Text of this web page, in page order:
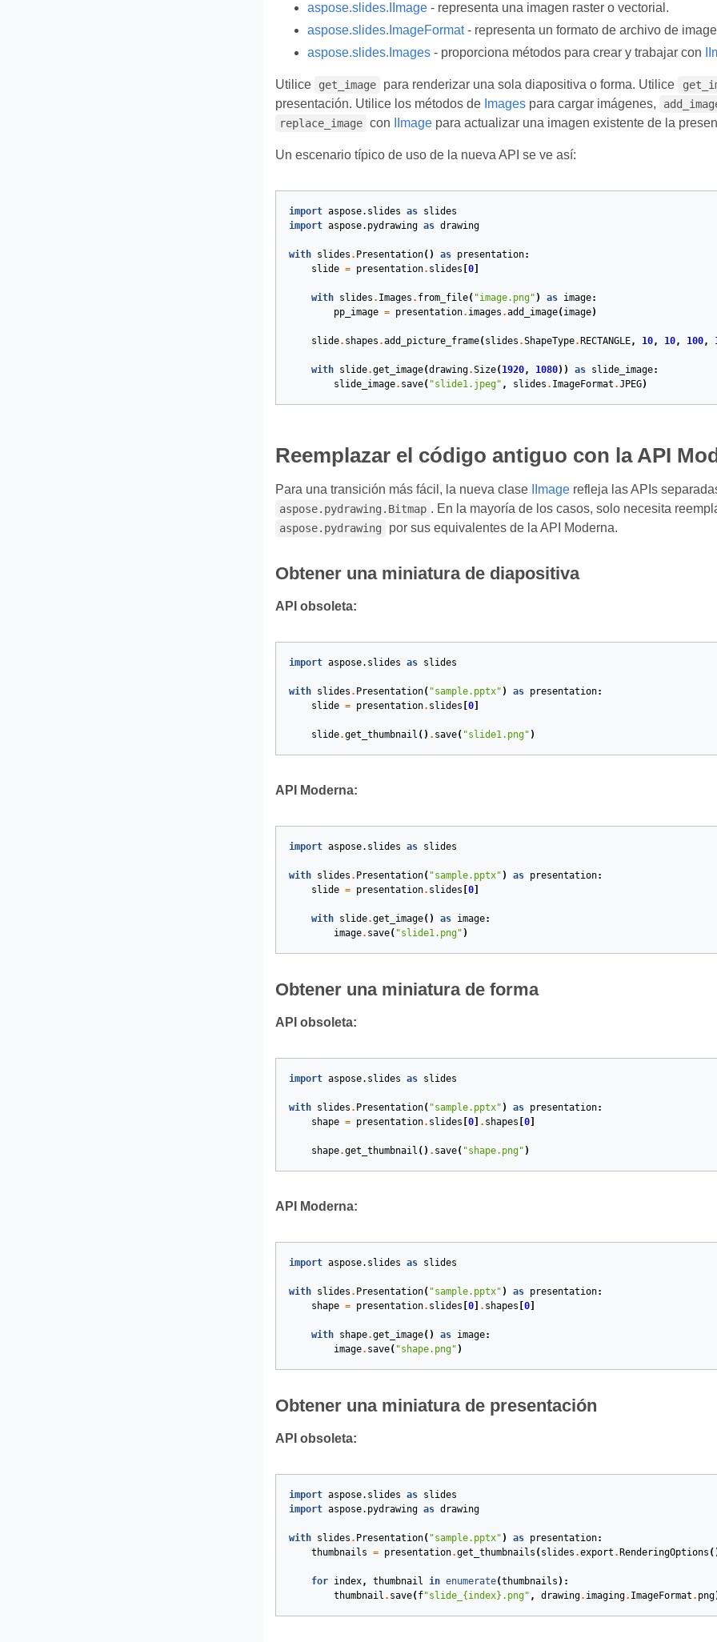
aspose.slides.IImage- representa una imagen raster o vectorial.
aspose.slides.ImageFormat- representa un formato de archivo de
aspose.slides.Images- proporciona métodos para crear y trabajar con
Utilice get_image para renderizar una sola diapositiva o forma. Utilice
presentación. Utilice los métodos de Imagespara cargar imágenes,
replace_image con IImage para actualizar una imagen existente de la
Un escenario típico de uso de la nueva API se ve así:
import aspose.slides as
slides
import aspose.pydrawing as drawing
with slides . Presentation() as presentation:
slide = presentation. slides 0]
with slides . Images . from_file( "image.png" ) as image:
pp_image = presentation. images .add_image( image)
slide. shapes .add_picture_frame( slides .ShapeType. RECTANGLE, 10, 10, 100,
with slide.get_image(drawing.Size( 1920, 1080)) as slide_image:
slide_image. save( "slide1.jpeg" , slides . ImageFormat .JPEG)
Reemplazar el código antiguo con la API
Para una transición más fácil, la nueva clase IImagerefleja las APIs
aspose.pydrawing.Bitmap . En la mayoría de los casos, solo necesita
aspose.pydrawing por sus equivalentes de la API Moderna.
Obtener una miniatura de diapositiva
API obsoleta:
import aspose.slides as slides
with slides . Presentation( "sample.pptx" ) as presentation:
slide = presentation. slides 0]
slide.get_thumbnail () . save( "slide1.png" )
API Moderna:
import aspose.slides as slides
with slides . Presentation( "sample.pptx" ) as presentation:
slide = presentation. slides 0]
with slide.get_image() as image:
image. save( "slide1.png" )
Obtener una miniatura de forma
API obsoleta:
import aspose.slides as slides
with slides . Presentation( "sample.pptx" ) as presentation:
shape = presentation. slides 0] . shapes 0]
shape.get_thumbnail () . save( "shape.png" )
API Moderna:
import aspose.slides as slides
with slides . Presentation( "sample.pptx" ) as presentation:
shape = presentation. slides 0] . shapes 0]
with shape.get_image() as image:
image. save( "shape.png" )
Obtener una miniatura de presentación
API obsoleta:
import aspose.slides as
slides
import aspose.pydrawing as drawing
with slides . Presentation( "sample.pptx" ) as presentation:
thumbnails = presentation.get_thumbnails ( slides .export . RenderingOptions
for index, thumbnail in enumerate(thumbnails ):
thumbnail . save( f"slide_ {index} .png" , drawing. imaging. ImageFormat . png